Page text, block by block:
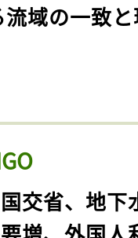
域の一致
交省、地下